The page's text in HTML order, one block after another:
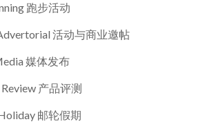
跑步活动
活动与商业邀帖
媒体发布
产品评测
邮轮假期